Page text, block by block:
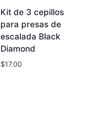
Kit de 3 cepillos
para presas de
escalada Black
Diamond
$17.00